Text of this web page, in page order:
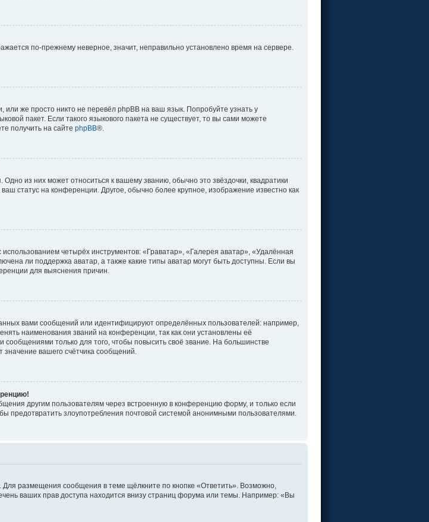
по-прежнему неверное, значит, неправильно установлено время на сервере.
же просто никто не перевёл phpBB на ваш язык. Попробуйте узнать у
пакет. Если такого языкового пакета не существует, то вы сами можете
получить на сайте phpBB®.
из них может относиться к вашему званию, обычно это звёздочки, квадратики
статус на конференции. Другое, обычно более крупное, изображение известно как
четырёх инструментов: «Граватар», «Галерея аватар», «Удалённая
ли поддержка аватар, а также какие типы аватар могут быть доступны. Если вы
для выяснения причин.
вами сообщений или идентифицируют определённых пользователей: например,
наименования званий на конференции, так как они установлены её
только для того, чтобы повысить своё звание. На большинстве
вашего счётчика сообщений.
другим пользователям через встроенную в конференцию форму, и только если
предотвратить злоупотребления почтовой системой анонимными пользователями.
размещения сообщения в теме щёлкните по кнопке «Ответить». Возможно,
ваших прав доступа находится внизу страниц форума или темы. Например: «Вы